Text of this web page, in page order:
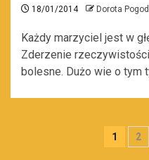
18/01/2014 Dorota
Każdy marzyciel jest w
Zderzenie
bolesne. Dużo wie o tym
1 2